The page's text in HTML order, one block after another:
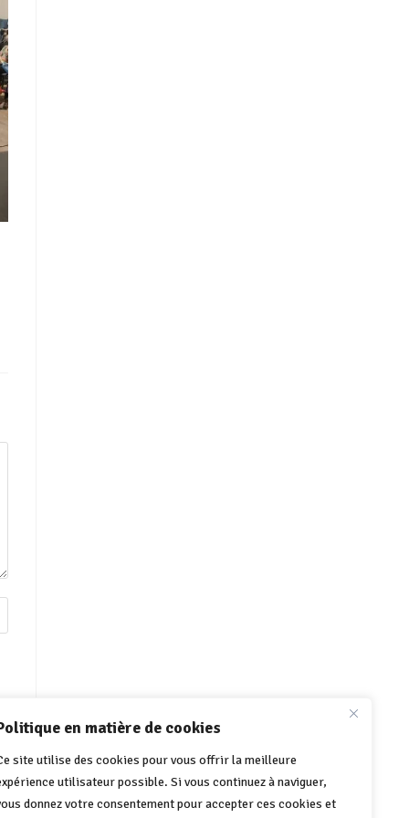
en matière de cookies
site utilise des cookies pour vous offrir la meilleure
utilisateur possible. Si vous continuez à naviguer,
donnez votre consentement pour accepter ces cookies et